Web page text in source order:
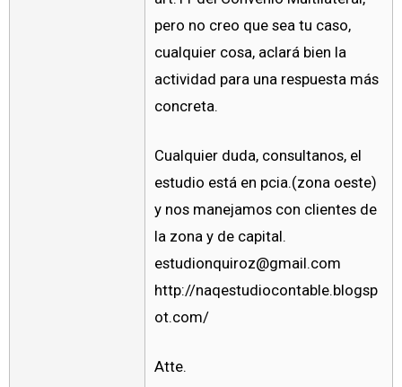
pero no creo que sea tu caso,
cualquier cosa, aclará bien la
actividad para una respuesta más
concreta.
Cualquier duda, consultanos, el
estudio está en pcia.(zona oeste)
y nos manejamos con clientes de
la zona y de capital.
estudionquiroz@gmail.com
http://naqestudiocontable.blogsp
ot.com/
Atte.